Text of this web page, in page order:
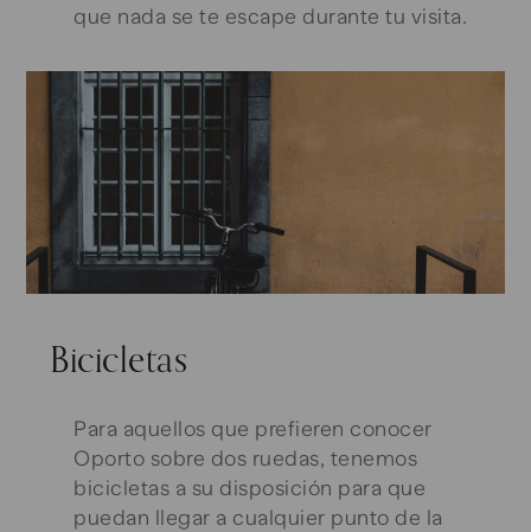
que nada se te escape durante tu visita.
Bicicletas
Para aquellos que prefieren conocer
Oporto sobre dos ruedas, tenemos
bicicletas a su disposición para que
puedan llegar a cualquier punto de la